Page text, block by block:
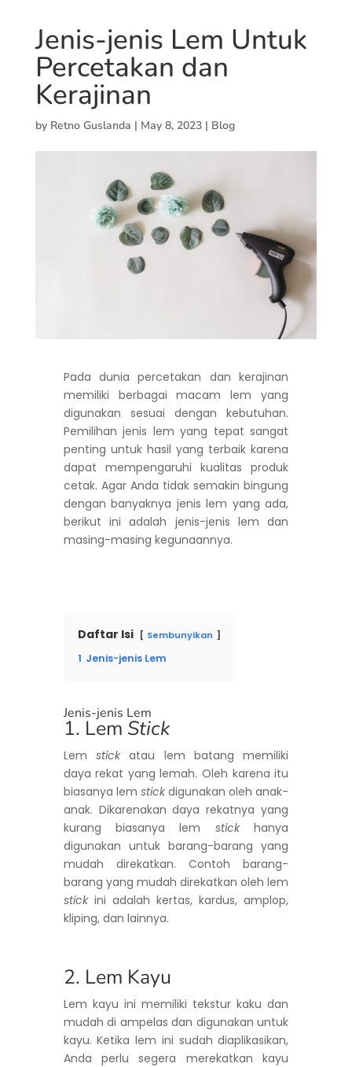
Jenis-jenis Lem Untuk
Percetakan dan
Kerajinan
by Retno Guslanda | May 8, 2023| Blog
Pada dunia percetakan dan kerajinan
memiliki berbagai macam lem yang
digunakan sesuai dengan kebutuhan.
Pemilihan jenis lem yang tepat sangat
penting untuk hasil yang terbaik karena
dapat mempengaruhi kualitas produk
cetak. Agar Anda tidak semakin bingung
dengan banyaknya jenis lem yang ada,
berikut ini adalah jenis-jenis lem dan
masing-masing kegunaannya.
Daftar Isi Sembunyikan
1 Jenis-jenis Lem
Jenis-jenis Lem
1. Lem Stick
Lem stickatau lem batang memiliki
daya rekat yang lemah. Oleh karena itu
biasanya lem stickdigunakan oleh anak-
anak. Dikarenakan daya rekatnya yang
kurang biasanya lem stickhanya
digunakan untuk barang-barang yang
mudah direkatkan. Contoh barang-
barang yang mudah direkatkan oleh lem
stickini adalah kertas, kardus, amplop,
kliping, dan lainnya.
2. Lem Kayu
Lem kayu ini memiliki tekstur kaku dan
mudah di ampelas dan digunakan untuk
kayu. Ketika lem ini sudah diaplikasikan,
Anda perlu segera merekatkan kayu